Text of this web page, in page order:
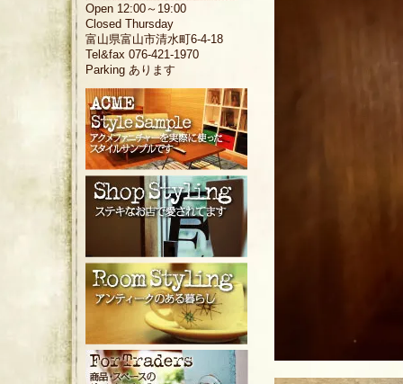
Open 12:00～19:00
Closed Thursday
富山県富山市清水町6-4-18
Tel&fax 076-421-1970
Parking あります